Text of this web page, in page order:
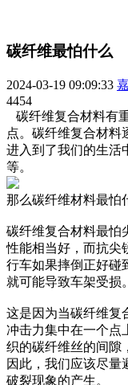
碳纤维最怕什么
2024-03-19 09:09:33
4454
碳纤维复合材料有
点。碳纤维复合材料
进入到了我们的生活
等。
那么碳纤维材料最怕
碳纤维复合材料最怕
性能相当好，而抗尖
行车如果摔倒正好碰
就可能导致车架受损。
这是因为当碳纤维复
冲击力集中在一个点
织的碳纤维丝的间隙
因此，我们应该尽量
破裂现象的产生。